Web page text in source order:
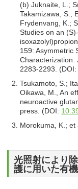
(b) Juknaite, L.;
Takamizawa, S.;
Frydenvang, K.;
Studies on an
159: Asymmetric
Characterization.
2283-2293. (DOI:
Tsukamoto, S.;
Oikawa, M., An
neuroactive
press. (DOI:
Morokuma, K.;
光照射により
護に用いた有